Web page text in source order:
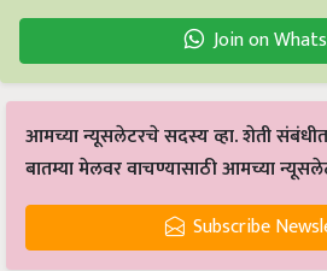
Join on
आमच्या न्यूसलेटरचे सदस्य व्हा. शेती
बातम्या मेलवर वाचण्यासाठी आमच्या
Subscribe